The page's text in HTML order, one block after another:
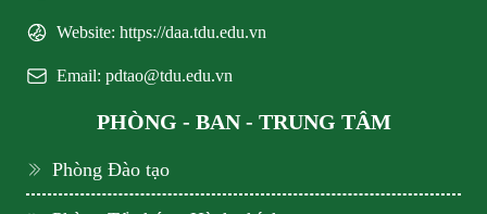
Website: https://daa.tdu.edu.vn
Email: pdtao@tdu.edu.vn
PHÒNG - BAN - TRUNG TÂM
Phòng Đào tạo